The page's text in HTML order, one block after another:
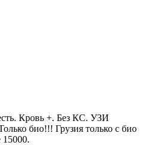
Кровь +. Без КС. УЗИ
био!!! Грузия только с био